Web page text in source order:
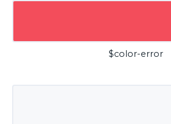
$color-error